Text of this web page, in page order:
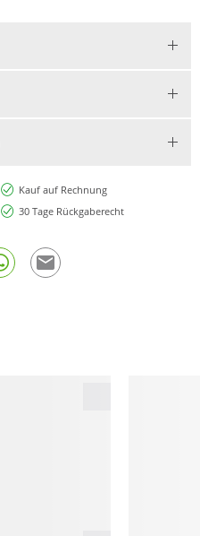
Kauf auf Rechnung
30 Tage Rückgaberecht